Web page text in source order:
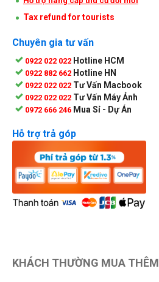
Tax refund for tourists
Chuyên gia tư vấn
0922 022 022 Hotline HCM
0922 882 662 Hotline HN
0922 022 022 Tư Vấn Macbook
0922 022 022 Tư Vấn Máy Ảnh
0972 666 246 Mua Sỉ - Dự Án
Hỗ trợ trả góp
KHÁCH THƯỜNG MUA THÊM